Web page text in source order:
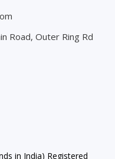
Road, Outer Ring Rd
in India) Registered